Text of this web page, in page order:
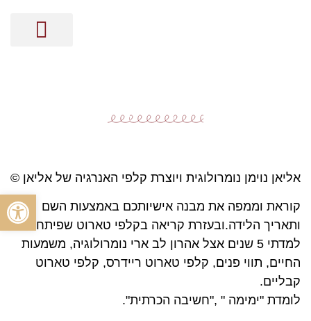
אליאן נוימן נומרולוגית ויוצרת קלפי האנרגיה של אליאן ©
קוראת וממפה את מבנה אישיותכם באמצעות השם
ותאריך הלידה.ובעזרת קריאה בקלפי טארוט שפיתחה.
למדתי 5 שנים אצל אהרון לב ארי נומרולוגיה, משמעות
החיים, תווי פנים, קלפי טארוט ריידרס, קלפי טארוט
קבליים.
לומדת "ימימה " ,"חשיבה הכרתית".
פתח